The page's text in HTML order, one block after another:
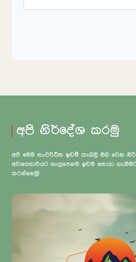
අපි නිර්දේශ කරමු
අපි මෙම සංවර්ධිත ඉඩම් කැබලි ඔබ වෙත
අවශ්‍යතාවයට ගැලපෙනම ඉඩම සොයා
කරන්නෙමු!